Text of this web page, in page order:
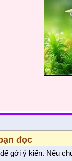
đọc
để gởi ý kiến. Nếu